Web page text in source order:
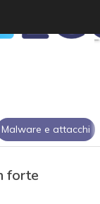
Malware e attacchi
forte